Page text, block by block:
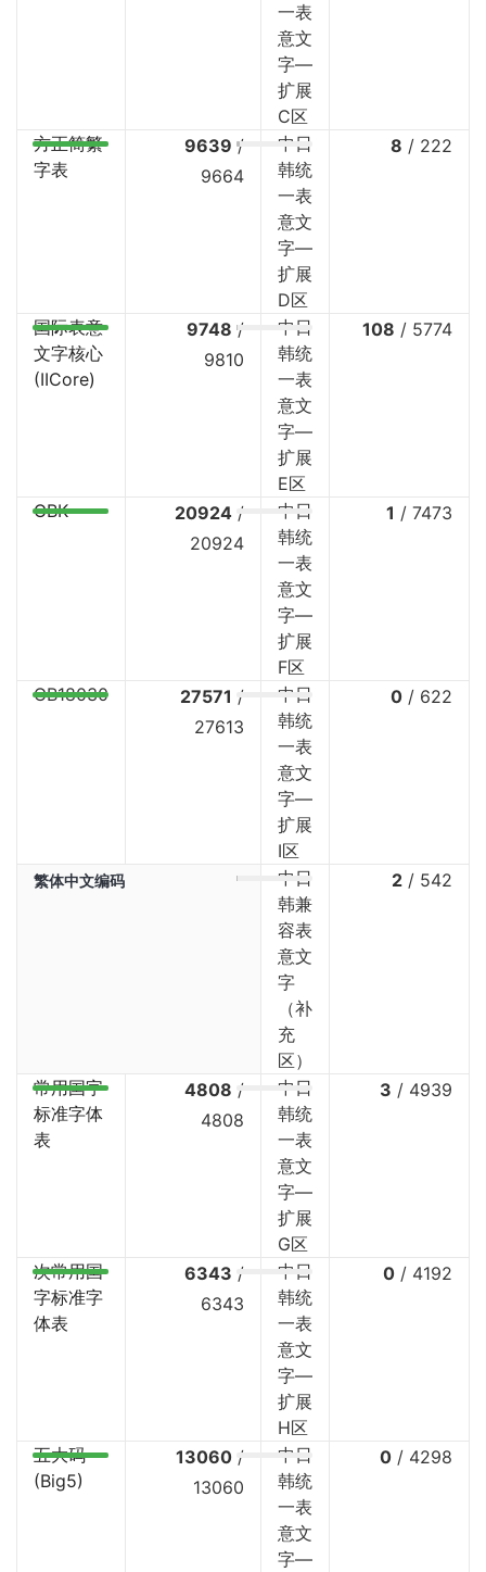
一表
意文
字—
扩展
C区
方正简繁
字表
9639 /
9664
中日
韩统
一表
意文
字—
扩展
D区
8 / 222
国际表意
文字核心
(IICore)
9748 /
9810
中日
韩统
一表
意文
字—
扩展
E区
108 / 5774
GBK 20924 /
20924
中日
韩统
一表
意文
字—
扩展
F区
1 / 7473
GB18030 27571 /
27613
中日
韩统
一表
意文
字—
扩展
I区
0 / 622
繁体中文编码
中日
韩兼
容表
意文
字
（补
充
区）
2 / 542
常用国字
标准字体
表
4808 /
4808
中日
韩统
一表
意文
字—
扩展
G区
3 / 4939
次常用国
字标准字
体表
6343 /
6343
中日
韩统
一表
意文
字—
扩展
H区
0 / 4192
五大码
(Big5)
13060 /
13060
中日
韩统
一表
意文
字—
0 / 4298